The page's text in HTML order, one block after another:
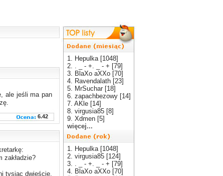
ale jeśli ma pan
6.42
zakładzie?
tysiąc dwieście.
1. Hepulka [1048]
2. . _ - +. _ - + [79]
3. BlaXo aXXo [70]
4. Ravendalath [23]
5. MrSuchar [18]
6. zapachbezowy [14]
7. AKle [14]
8. virgusia85 [8]
9. Xdmen [5]
więcej...
1. Hepulka [1048]
2. virgusia85 [124]
3. . _ - +. _ - + [79]
4. BlaXo aXXo [70]